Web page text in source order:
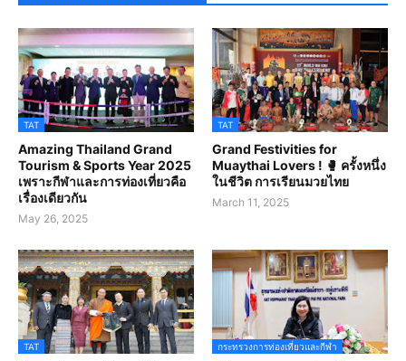
TAT
Amazing Thailand Grand
Tourism & Sports Year 2025
เพราะกีฬาและการท่องเที่ยวคือ
เรื่องเดียวกัน
May 26, 2025
TAT
Grand Festivities for
Muaythai Lovers ! 🥊 ครั้งหนึ่ง
ในชีวิต การเรียนมวยไทย
March 11, 2025
TAT กระทรวงการท่องเที่ยวและกีฬา